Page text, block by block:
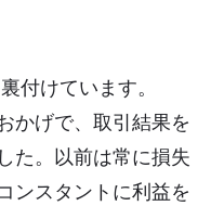
付けています。
かげで、取引結果を
た。以前は常に損失
ンスタントに利益を